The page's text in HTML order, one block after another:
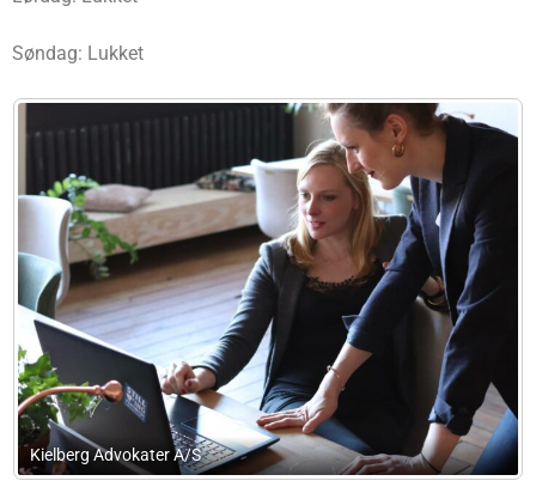
Søndag: Lukket
Partnerselskabet Advokathuset